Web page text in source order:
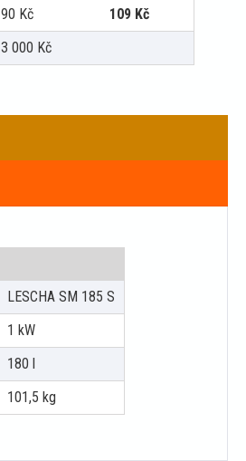
90 Kč 109 Kč
3 000 Kč
LESCHA SM 185 S
1 kW
180 l
101,5 kg